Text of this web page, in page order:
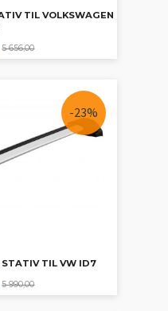
TIL VOLKSWAGEN
5 656,00Rabatt
STATIV TIL VW ID7
5 990,00Rabatt
-23%